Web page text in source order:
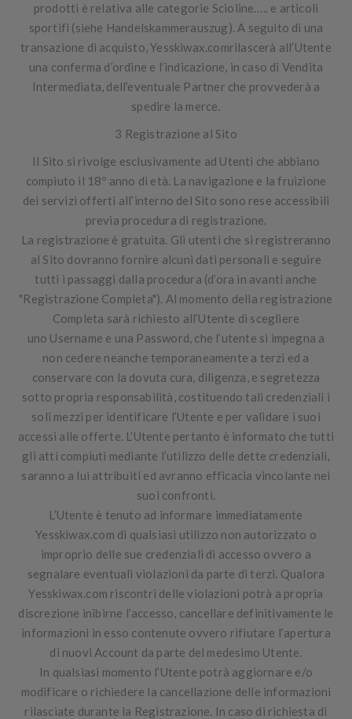
prodotti è relativa alle categorie Scioline….. e articoli
sportifi (siehe Handelskammerauszug). A seguito di una
transazione di acquisto, Yesskiwax.comrilascerà all’Utente
una conferma d’ordine e l’indicazione, in caso di Vendita
Intermediata, dell’eventuale Partner che provvederà a
spedire la merce.
3 Registrazione al Sito
Il Sito si rivolge esclusivamente ad Utenti che abbiano
compiuto il 18º anno di età. La navigazione e la fruizione
dei servizi offerti all’interno del Sito sono rese accessibili
previa procedura di registrazione.
La registrazione è gratuita. Gli utenti che si registreranno
al Sito dovranno fornire alcuni dati personali e seguire
tutti i passaggi dalla procedura (d’ora in avanti anche
"Registrazione Completa"). Al momento della registrazione
Completa sarà richiesto all’Utente di scegliere
uno Username e una Password, che l’utente si impegna a
non cedere neanche temporaneamente a terzi ed a
conservare con la dovuta cura, diligenza, e segretezza
sotto propria responsabilità, costituendo tali credenziali i
soli mezzi per identificare l’Utente e per validare i suoi
accessi alle offerte. L’Utente pertanto è informato che tutti
gli atti compiuti mediante l’utilizzo delle dette credenziali,
saranno a lui attribuiti ed avranno efficacia vincolante nei
suoi confronti.
L’Utente è tenuto ad informare immediatamente
Yesskiwax.com di qualsiasi utilizzo non autorizzato o
improprio delle sue credenziali di accesso ovvero a
segnalare eventuali violazioni da parte di terzi. Qualora
Yesskiwax.com riscontri delle violazioni potrà a propria
discrezione inibirne l’accesso, cancellare definitivamente le
informazioni in esso contenute ovvero rifiutare l’apertura
di nuovi Account da parte del medesimo Utente.
In qualsiasi momento l’Utente potrà aggiornare e/o
modificare o richiedere la cancellazione delle informazioni
rilasciate durante la Registrazione. In caso di richiesta di